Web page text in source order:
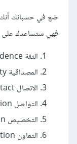
ضع في حسبانك أنك
فهي ستساعدك على
الثقة Confidence.
المصداقية Credibility.
الاتصال Contact.
التواصل Communication.
التخصيص Customization.
التعاون Collaboration.